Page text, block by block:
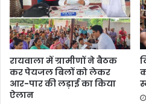
रायवाला में ग्रामीणों ने बैठक
कर पेयजल बिलों को लेकर
आर-पार की लड़ाई का किया
ऐलान